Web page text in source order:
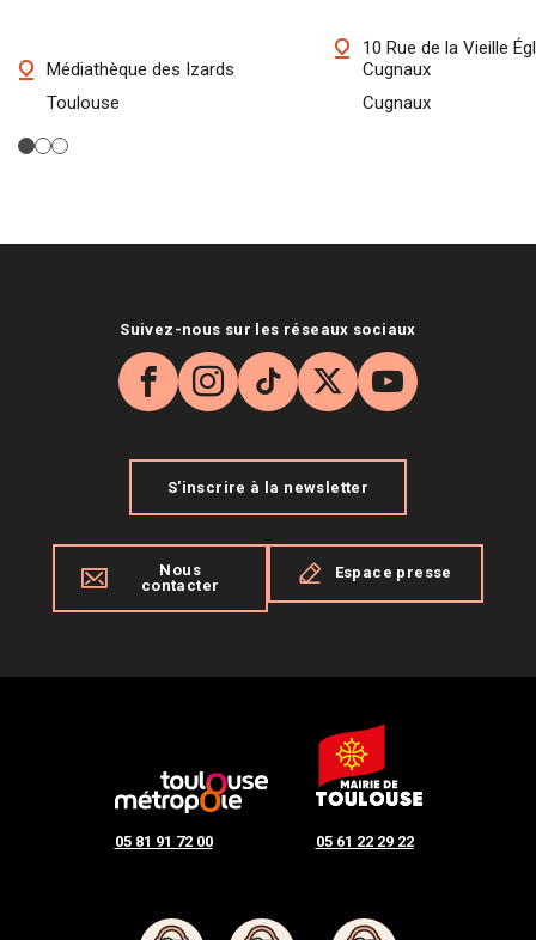
Médiathèque des Izards
Toulouse
10 Rue de la Vieille
Cugnaux
Cugnaux
05 81 91 72 00 05 61 22 29 22
Suivez-nous sur les réseaux sociaux
Facebook
Instagram
TikTok
X YouTube
S'inscrire à la newsletter
Nous
contacter
Espace presse